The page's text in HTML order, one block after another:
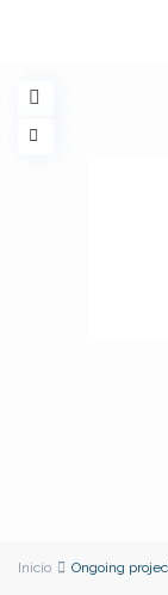
Inicio Ongoing